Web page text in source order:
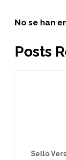
No se han
Posts
Sello